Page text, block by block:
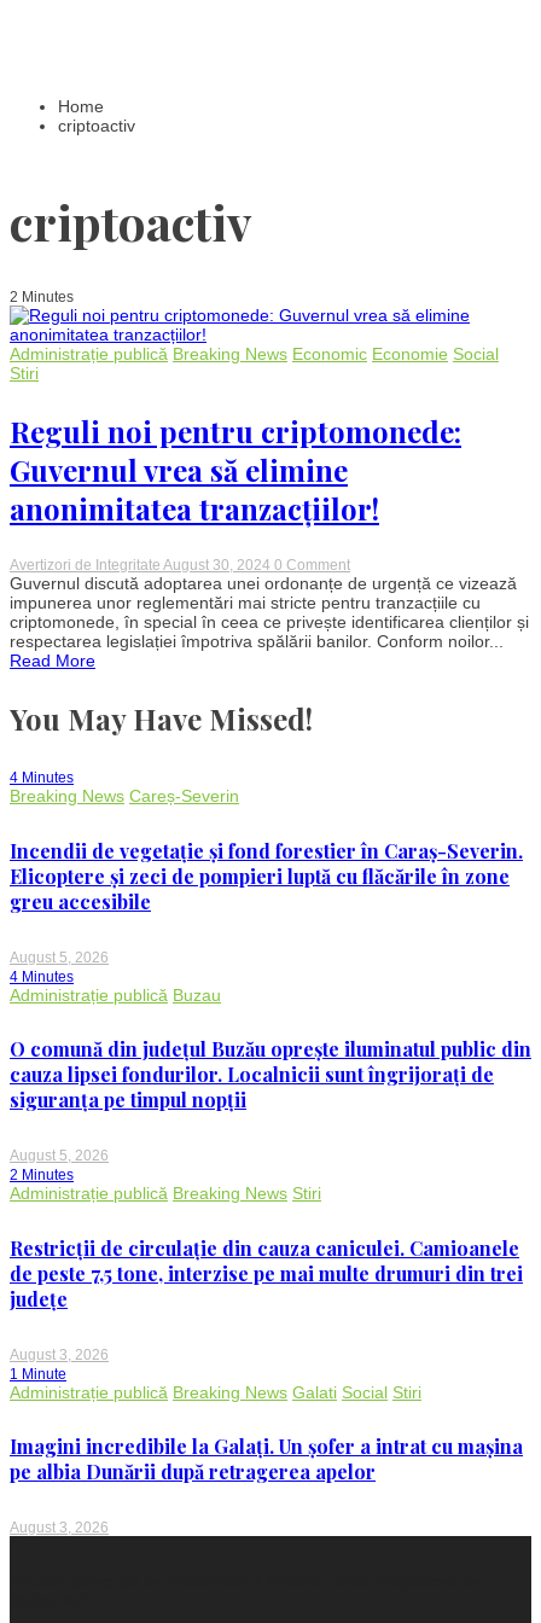
Home
criptoactiv
criptoactiv
2 Minutes
Administrație publică Breaking News Economic Economie Social
Stiri
Reguli noi pentru criptomonede:
Guvernul vrea să elimine
anonimitatea tranzacțiilor!
Avertizori de Integritate August 30, 2024 0 Commenton
Reguli
noi
pentru
criptomonede:
Guvernul
Guvernul discută adoptarea unei ordonanțe de urgență ce vizează
impunerea unor reglementări mai stricte pentru tranzacțiile cu
criptomonede, în special în ceea ce privește identificarea clienților și
respectarea legislației împotriva spălării banilor. Conform noilor...
Read More
You May Have Missed!
4 Minutes
Breaking News Careș-Severin
Incendii de vegetație și fond forestier în Caraș-Severin.
Elicoptere și zeci de pompieri luptă cu flăcările în zone
greu accesibile
August 5, 2026
4 Minutes
Administrație publică Buzau
O comună din județul Buzău oprește iluminatul public din
cauza lipsei fondurilor. Localnicii sunt îngrijorați de
siguranța pe timpul nopții
August 5, 2026
2 Minutes
Administrație publică Breaking News Stiri
Restricții de circulație din cauza caniculei. Camioanele
de peste 7,5 tone, interzise pe mai multe drumuri din trei
județe
August 3, 2026
1 Minute
Administrație publică Breaking News Galati Social Stiri
Imagini incredibile la Galați. Un șofer a intrat cu mașina
pe albia Dunării după retragerea apelor
August 3, 2026